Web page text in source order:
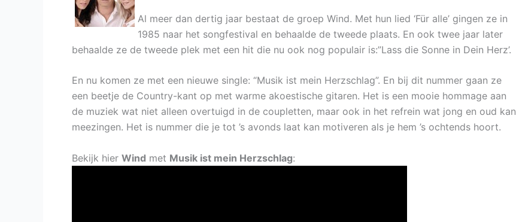
Al meer dan dertig jaar bestaat de groep Wind. Met hun lied ‘Für alle’ gingen ze in
1985 naar het songfestival en behaalde de tweede plaats. En ook twee jaar later
behaalde ze de tweede plek met een hit die nu ook nog populair is:”Lass die Sonne in Dein Herz’.
En nu komen ze met een nieuwe single: “Musik ist mein Herzschlag”. En bij dit nummer gaan ze
een beetje de Country-kant op met warme akoestische gitaren. Het is een mooie hommage aan
de muziek wat niet alleen overtuigd in de coupletten, maar ook in het refrein wat jong en oud kan
meezingen. Het is nummer die je tot ’s avonds laat kan motiveren als je hem ’s ochtends hoort.
Bekijk hier Wind met Musik ist mein Herzschlag: